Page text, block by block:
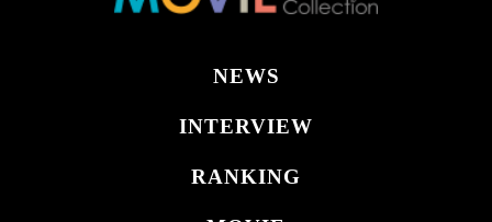
NEWS
INTERVIEW
RANKING